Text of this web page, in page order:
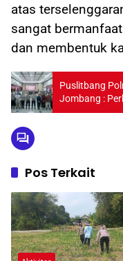
atas
sangat
dan membentuk
Puslitbang
Jombang :
Masyarakat
Pos Terkait